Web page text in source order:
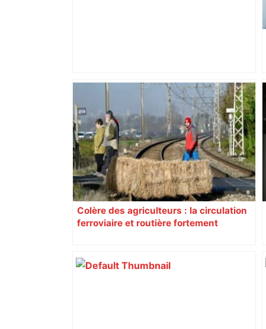
Près de Toulouse : dans cette zone
économique, un axe majeur va être
fermé en fin de soirée, voici les
déviations – Actu.fr
Colère des agriculteurs : la circulation
ferroviaire et routière fortement